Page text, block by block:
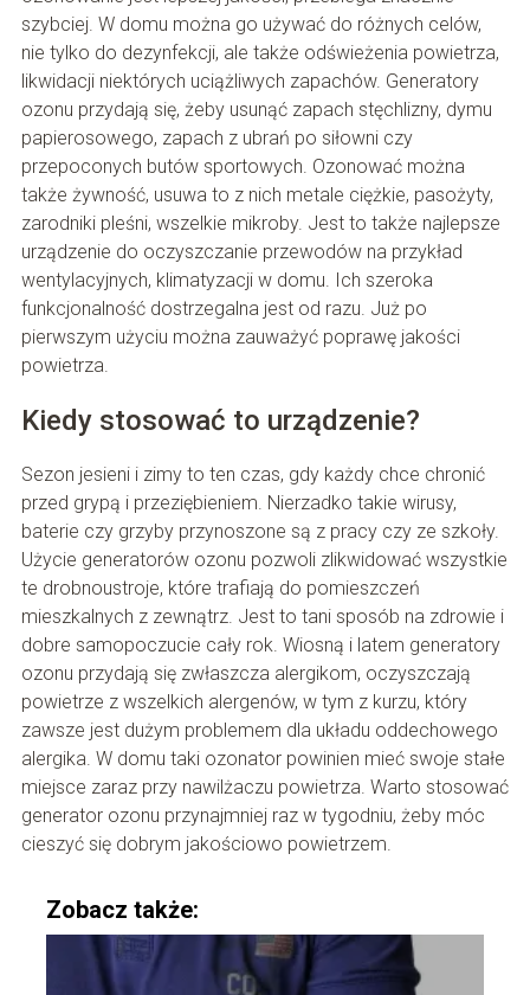
szybciej. W domu można go używać do różnych celów,
nie tylko do dezynfekcji, ale także odświeżenia powietrza,
likwidacji niektórych uciążliwych zapachów. Generatory
ozonu przydają się, żeby usunąć zapach stęchlizny, dymu
papierosowego, zapach z ubrań po siłowni czy
przepoconych butów sportowych. Ozonować można
także żywność, usuwa to z nich metale ciężkie, pasożyty,
zarodniki pleśni, wszelkie mikroby. Jest to także najlepsze
urządzenie do oczyszczanie przewodów na przykład
wentylacyjnych, klimatyzacji w domu. Ich szeroka
funkcjonalność dostrzegalna jest od razu. Już po
pierwszym użyciu można zauważyć poprawę jakości
powietrza.
Kiedy stosować to urządzenie?
Sezon jesieni i zimy to ten czas, gdy każdy chce chronić
przed grypą i przeziębieniem. Nierzadko takie wirusy,
baterie czy grzyby przynoszone są z pracy czy ze szkoły.
Użycie generatorów ozonu pozwoli zlikwidować wszystkie
te drobnoustroje, które trafiają do pomieszczeń
mieszkalnych z zewnątrz. Jest to tani sposób na zdrowie i
dobre samopoczucie cały rok. Wiosną i latem generatory
ozonu przydają się zwłaszcza alergikom, oczyszczają
powietrze z wszelkich alergenów, w tym z kurzu, który
zawsze jest dużym problemem dla układu oddechowego
alergika. W domu taki ozonator powinien mieć swoje stałe
miejsce zaraz przy nawilżaczu powietrza. Warto stosować
generator ozonu przynajmniej raz w tygodniu, żeby móc
cieszyć się dobrym jakościowo powietrzem.
Zobacz także: